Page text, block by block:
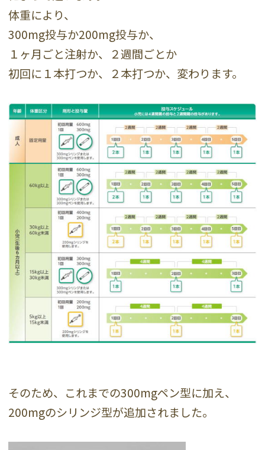
体重により、
300mg投与か200mg投与か、
１ヶ月ごと注射か、２週間ごとか
初回に１本打つか、２本打つか、変わります。
そのため、これまでの300mgペン型に加え、
200mgのシリンジ型が追加されました。